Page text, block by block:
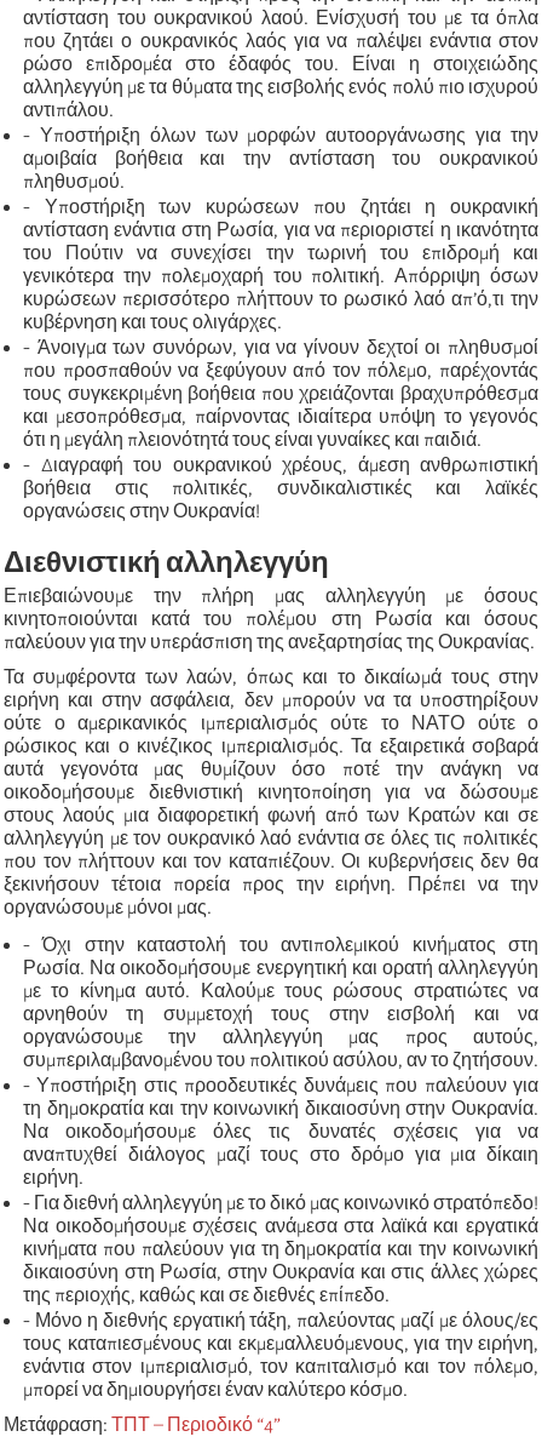
αντίσταση του ουκρανικού λαού. Ενίσχυσή του με τα όπλα
που ζητάει ο ουκρανικός λαός για να παλέψει ενάντια στον
ρώσο επιδρομέα στο έδαφός του. Είναι η στοιχειώδης
αλληλεγγύη με τα θύματα της εισβολής ενός πολύ πιο ισχυρού
αντιπάλου.
- Υποστήριξη όλων των μορφών αυτοοργάνωσης για την
αμοιβαία βοήθεια και την αντίσταση του ουκρανικού
πληθυσμού.
- Υποστήριξη των κυρώσεων που ζητάει η ουκρανική
αντίσταση ενάντια στη Ρωσία, για να περιοριστεί η ικανότητα
του Πούτιν να συνεχίσει την τωρινή του επιδρομή και
γενικότερα την πολεμοχαρή του πολιτική. Απόρριψη όσων
κυρώσεων περισσότερο πλήττουν το ρωσικό λαό απ’ό,τι την
κυβέρνηση και τους ολιγάρχες.
- Άνοιγμα των συνόρων, για να γίνουν δεχτοί οι πληθυσμοί
που προσπαθούν να ξεφύγουν από τον πόλεμο, παρέχοντάς
τους συγκεκριμένη βοήθεια που χρειάζονται βραχυπρόθεσμα
και μεσοπρόθεσμα, παίρνοντας ιδιαίτερα υπόψη το γεγονός
ότι η μεγάλη πλειονότητά τους είναι γυναίκες και παιδιά.
- Διαγραφή του ουκρανικού χρέους, άμεση ανθρωπιστική
βοήθεια στις πολιτικές, συνδικαλιστικές και λαϊκές
οργανώσεις στην Ουκρανία!
Διεθνιστική αλληλεγγύη
Επιεβαιώνουμε την πλήρη μας αλληλεγγύη με όσους
κινητοποιούνται κατά του πολέμου στη Ρωσία και όσους
παλεύουν για την υπεράσπιση της ανεξαρτησίας της Ουκρανίας.
Τα συμφέροντα των λαών, όπως και το δικαίωμά τους στην
ειρήνη και στην ασφάλεια, δεν μπορούν να τα υποστηρίξουν
ούτε ο αμερικανικός ιμπεριαλισμός ούτε το ΝΑΤΟ ούτε ο
ρώσικος και ο κινέζικος ιμπεριαλισμός. Τα εξαιρετικά σοβαρά
αυτά γεγονότα μας θυμίζουν όσο ποτέ την ανάγκη να
οικοδομήσουμε διεθνιστική κινητοποίηση για να δώσουμε
στους λαούς μια διαφορετική φωνή από των Κρατών και σε
αλληλεγγύη με τον ουκρανικό λαό ενάντια σε όλες τις πολιτικές
που τον πλήττουν και τον καταπιέζουν. Οι κυβερνήσεις δεν θα
ξεκινήσουν τέτοια πορεία προς την ειρήνη. Πρέπει να την
οργανώσουμε μόνοι μας.
- Όχι στην καταστολή του αντιπολεμικού κινήματος στη
Ρωσία. Να οικοδομήσουμε ενεργητική και ορατή αλληλεγγύη
με το κίνημα αυτό. Καλούμε τους ρώσους στρατιώτες να
αρνηθούν τη συμμετοχή τους στην εισβολή και να
οργανώσουμε την αλληλεγγύη μας προς αυτούς,
συμπεριλαμβανομένου του πολιτικού ασύλου, αν το ζητήσουν.
- Υποστήριξη στις προοδευτικές δυνάμεις που παλεύουν για
τη δημοκρατία και την κοινωνική δικαιοσύνη στην Ουκρανία.
Να οικοδομήσουμε όλες τις δυνατές σχέσεις για να
αναπτυχθεί διάλογος μαζί τους στο δρόμο για μια δίκαιη
ειρήνη.
- Για διεθνή αλληλεγγύη με το δικό μας κοινωνικό στρατόπεδο!
Να οικοδομήσουμε σχέσεις ανάμεσα στα λαϊκά και εργατικά
κινήματα που παλεύουν για τη δημοκρατία και την κοινωνική
δικαιοσύνη στη Ρωσία, στην Ουκρανία και στις άλλες χώρες
της περιοχής, καθώς και σε διεθνές επίπεδο.
- Μόνο η διεθνής εργατική τάξη, παλεύοντας μαζί με όλους/ες
τους καταπιεσμένους και εκμεμαλλευόμενους, για την ειρήνη,
ενάντια στον ιμπεριαλισμό, τον καπιταλισμό και τον πόλεμο,
μπορεί να δημιουργήσει έναν καλύτερο κόσμο.
Μετάφραση: ΤΠΤ – Περιοδικό “4”